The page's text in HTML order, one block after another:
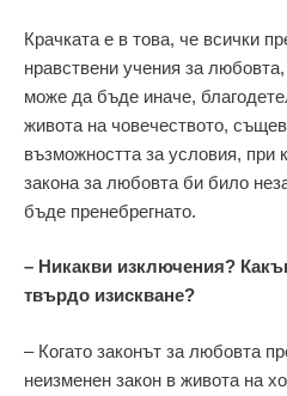
Крачката е в това, че всички
нравствени учения за
може да бъде иначе,
живота на човечеството,
възможността за условия, при
закона за любовта би било
бъде пренебрегнато.
– Никакви изключения?
твърдо изискване?
– Когато законът за любовта
неизменен закон в живота на